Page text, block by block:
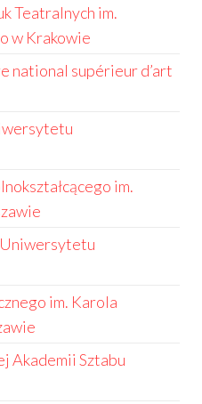
Teatralnych im.
w Krakowie
national supérieur d’art
im.
im. Karola
Akademii Sztabu